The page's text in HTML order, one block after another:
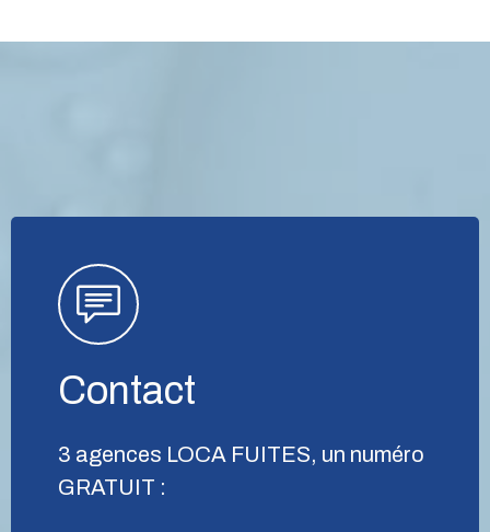
Contact
3 agences LOCA FUITES, un numéro
GRATUIT :